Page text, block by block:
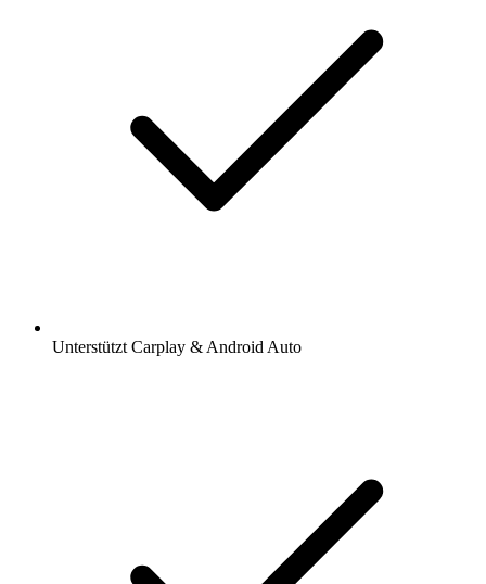
Unterstützt Carplay & Android Auto